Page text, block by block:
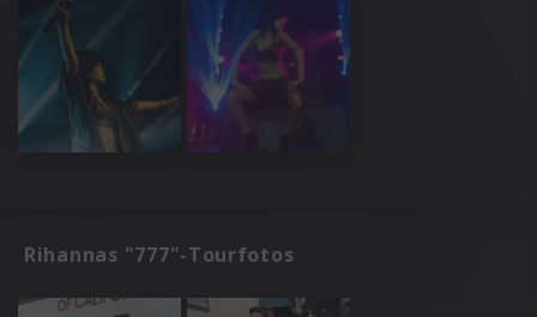
Rihannas "777"-Tourfotos